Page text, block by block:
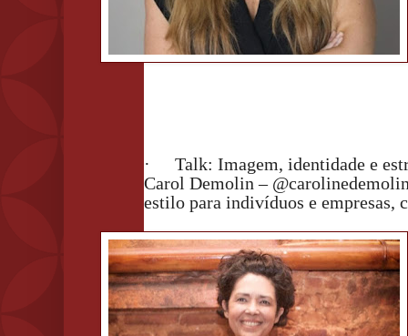
·
Talk: Imagem, identidade e
Carol Demolin –
estilo para indivíduos e empresas,